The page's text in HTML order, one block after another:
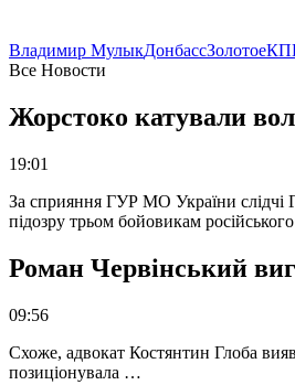
Владимир МулыкДонбассЗолотое
Все Новости
Жорстоко катували
19:01
За сприяння ГУР МО України слідчі
підозру трьом бойовикам
Роман Червінський
09:56
Схоже, адвокат Костянтин Глоба
позиціонувала …